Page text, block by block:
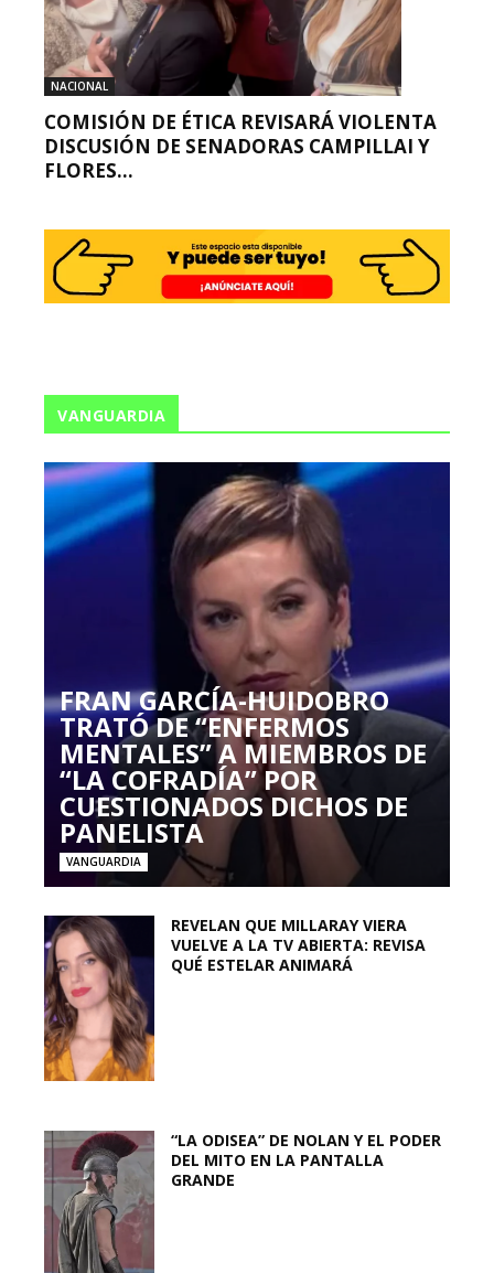
NACIONAL
COMISIÓN DE ÉTICA REVISARÁ VIOLENTA
DISCUSIÓN DE SENADORAS CAMPILLAI Y
FLORES...
VANGUARDIA
FRAN GARCÍA-HUIDOBRO
TRATÓ DE “ENFERMOS
MENTALES” A MIEMBROS DE
“LA COFRADÍA” POR
CUESTIONADOS DICHOS DE
PANELISTA
VANGUARDIA
REVELAN QUE MILLARAY VIERA
VUELVE A LA TV ABIERTA: REVISA
QUÉ ESTELAR ANIMARÁ
“LA ODISEA” DE NOLAN Y EL PODER
DEL MITO EN LA PANTALLA
GRANDE